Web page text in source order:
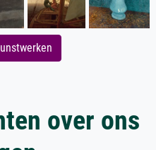
over ons